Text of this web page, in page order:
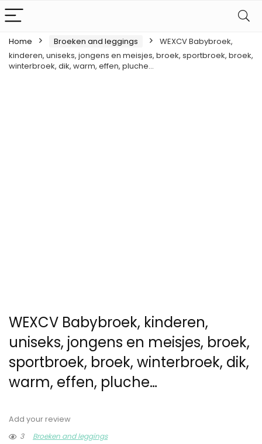
Home Broeken and leggings
WEXCV Babybroek,
kinderen, uniseks, jongens en meisjes, broek, sportbroek, broek,
winterbroek, dik, warm, effen, pluche…
WEXCV Babybroek, kinderen,
uniseks, jongens en meisjes, broek,
sportbroek, broek, winterbroek, dik,
warm, effen, pluche…
Add your review
3
Broeken and leggings